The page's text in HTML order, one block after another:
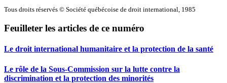
Tous droits réservés © Société québécoise de droit international, 1985
Feuilleter les articles de ce numéro
Le droit international humanitaire et la protection de la santé
Le rôle de la Sous-Commission sur la lutte contre la
discrimination et la protection des minorités